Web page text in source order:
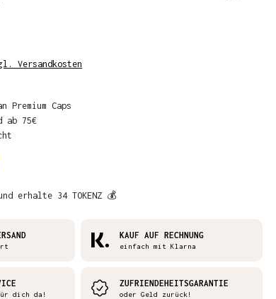
Versandkosten
Premium Caps
ab 75€
erhalte 34 TOKENZ 💰
KAUF AUF RECHNUNG
einfach mit Klarna
dich da!
ZUFRIENDEHEITSGARANTIE
oder Geld zurück!